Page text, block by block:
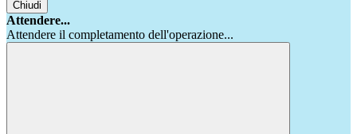
Chiudi
Attendere...
Attendere il completamento dell'operazione...